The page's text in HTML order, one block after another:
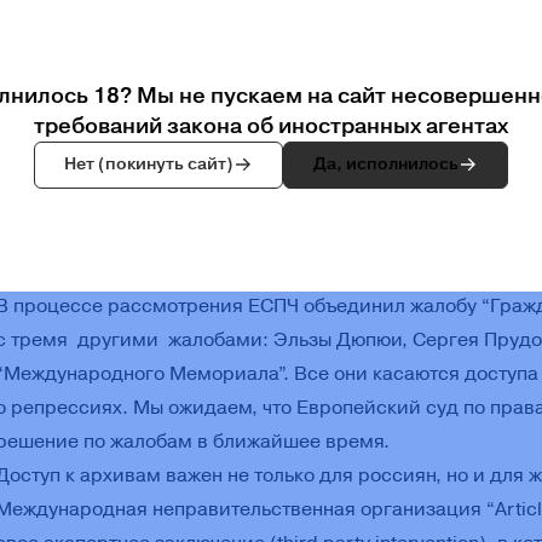
18? Мы не пускаем на сайт
требований закона об иностранных агентах
Нет (покинуть сайт) Да, исполнилось
конвенции по правам человека, так как сотрудники
чинили препятствия при работе с документами.
документов, в том числе фотографировать на
содержание документов приходится перепечатывать на
занятие: обычно советские документы содержат печатный
документов важно понимать, какой текст напечатан, а
процессе рассмотрения ЕСПЧ объединил жалобу
тремя другими жалобами: Эльзы Дюпюи, Сергея
Мемориала”. Все они касаются
репрессиях. Мы ожидаем, что Европейский суд по
по жалобам в ближайшее время.
к архивам важен не только для россиян, но и для
неправительственная организация